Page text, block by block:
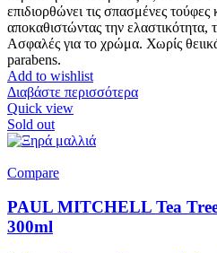
επιδιορθώνει τις σπασμένες τούφες
αποκαθιστώντας την ελαστικότητα,
Ασφαλές για το χρώμα. Χωρίς
parabens.
Add to wishlist
Διαβάστε περισσότερα
Quick view
Sold out
Compare
PAUL MITCHELL Tea
300ml